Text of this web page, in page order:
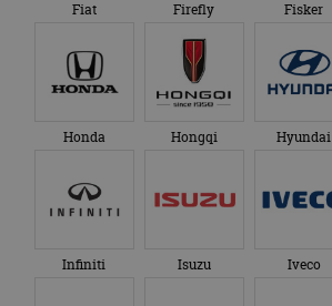
Fiat Firefly Fisker
Honda Hongqi Hyundai
Infiniti Isuzu Iveco